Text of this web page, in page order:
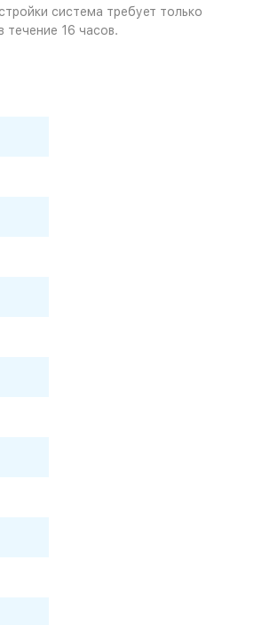
система требует только
течение 16 часов.